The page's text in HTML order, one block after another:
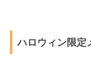
ハロウィン限定